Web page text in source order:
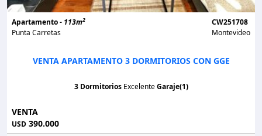
Apartamento - 113m2
Punta Carretas
CW251708
Montevideo
VENTA APARTAMENTO 3 DORMITORIOS CON GGE
3 Dormitorios ExcelenteGaraje(1)
VENTA
USD 390.000